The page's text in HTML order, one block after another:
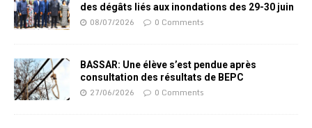
des dégâts liés aux inondations des 29-30 juin
08/07/2026 0 Comments
BASSAR: Une élève s’est pendue après
consultation des résultats de BEPC
27/06/2026 0 Comments